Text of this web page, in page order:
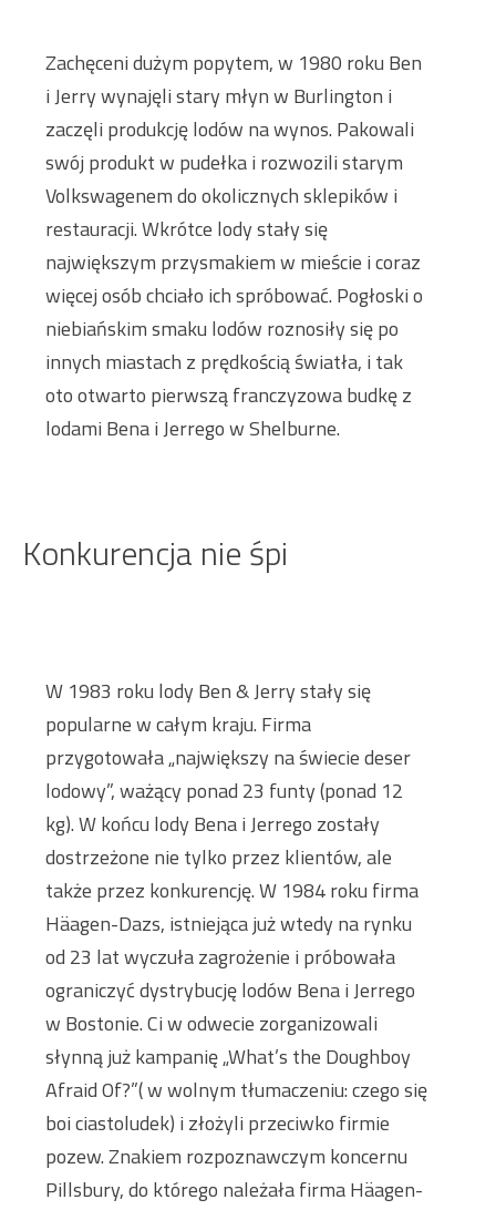
Zachęceni dużym popytem, w 1980 roku Ben
i Jerry wynajęli stary młyn w Burlington i
zaczęli produkcję lodów na wynos. Pakowali
swój produkt w pudełka i rozwozili starym
Volkswagenem do okolicznych sklepików i
restauracji. Wkrótce lody stały się
największym przysmakiem w mieście i coraz
więcej osób chciało ich spróbować. Pogłoski o
niebiańskim smaku lodów roznosiły się po
innych miastach z prędkością światła, i tak
oto otwarto pierwszą franczyzowa budkę z
lodami Bena i Jerrego w Shelburne.
Konkurencja nie śpi
W 1983 roku lody Ben & Jerry stały się
popularne w całym kraju. Firma
przygotowała „największy na świecie deser
lodowy”, ważący ponad 23 funty (ponad 12
kg). W końcu lody Bena i Jerrego zostały
dostrzeżone nie tylko przez klientów, ale
także przez konkurencję. W 1984 roku firma
Häagen-Dazs, istniejąca już wtedy na rynku
od 23 lat wyczuła zagrożenie i próbowała
ograniczyć dystrybucję lodów Bena i Jerrego
w Bostonie. Ci w odwecie zorganizowali
słynną już kampanię „What’s the Doughboy
Afraid Of?”( w wolnym tłumaczeniu: czego się
boi ciastoludek) i złożyli przeciwko firmie
pozew. Znakiem rozpoznawczym koncernu
Pillsbury, do którego należała firma Häagen-